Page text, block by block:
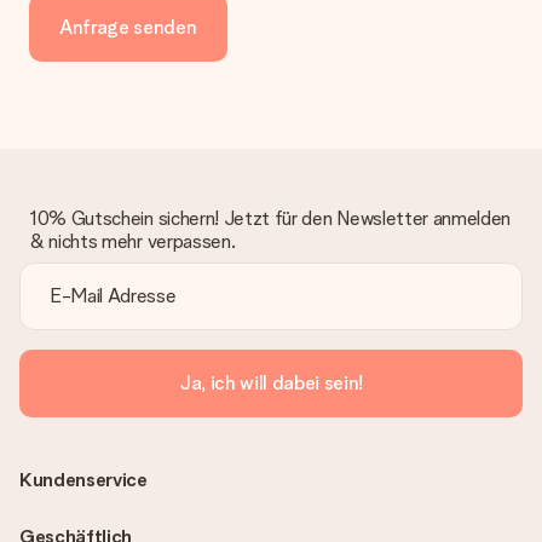
Anfrage senden
10% Gutschein sichern! Jetzt für den Newsletter anmelden
& nichts mehr verpassen.
Ja, ich will dabei sein!
Kundenservice
Geschäftlich